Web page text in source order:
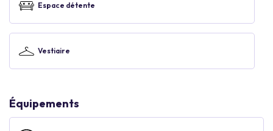
Espace détente
Vestiaire
Équipements